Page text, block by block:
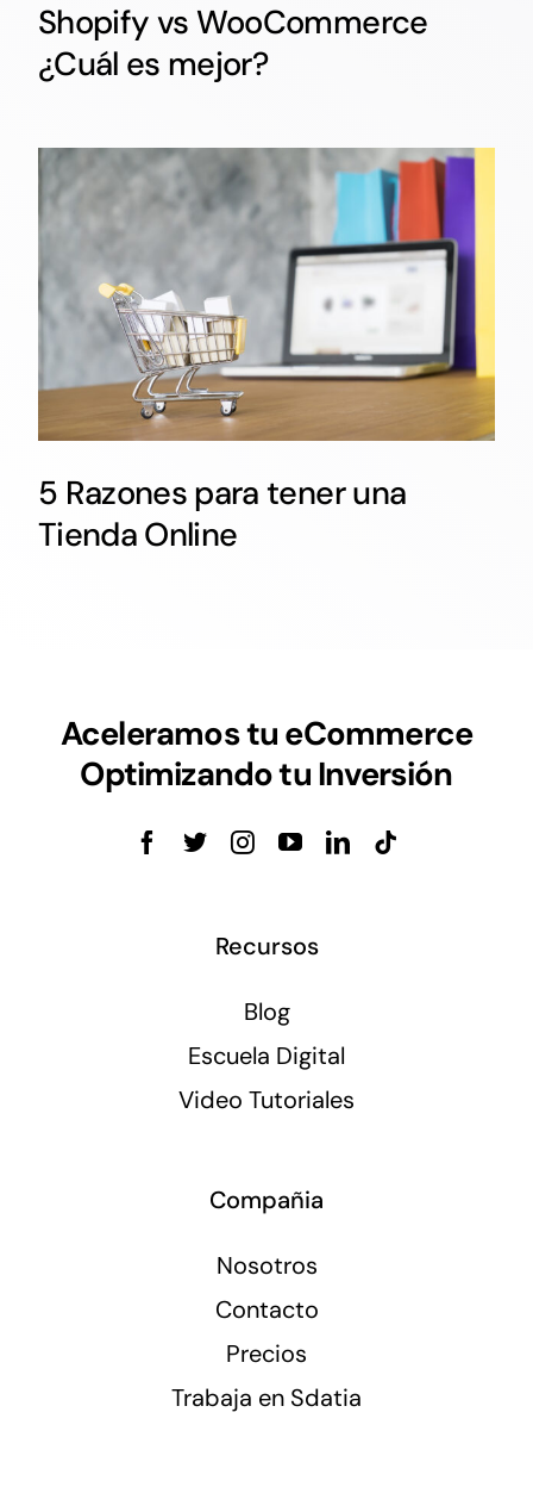
Shopify vs WooCommerce
¿Cuál es mejor?
5 Razones para tener una
Tienda Online
Aceleramos tu eCommerce
Optimizando tu Inversión
Recursos
Blog
Escuela Digital
Video Tutoriales
Compañia
Nosotros
Contacto
Precios
Trabaja en Sdatia